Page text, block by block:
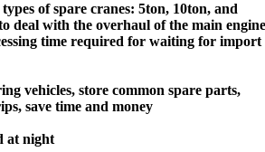
of spare cranes: 5ton, 10ton, and
deal with the overhaul of the main
time required for waiting for import
vehicles, store common spare parts,
save time and money
at night